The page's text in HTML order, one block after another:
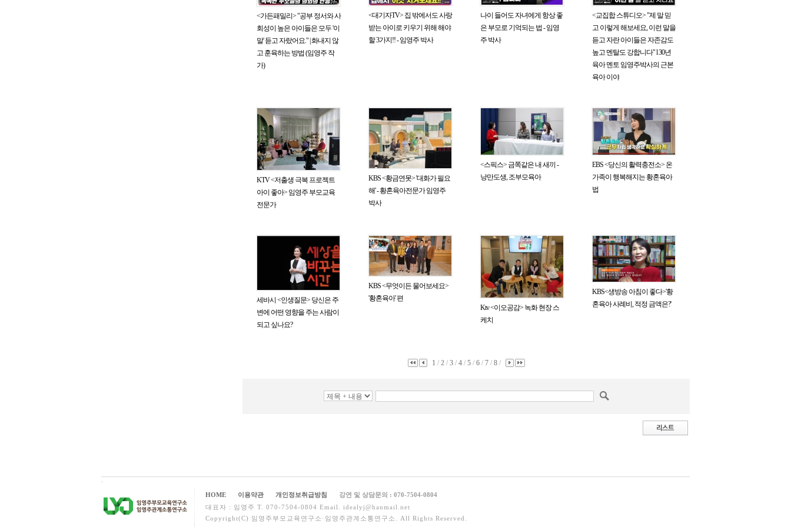
<가든패밀리> "공부 정서와 사
회성이 높은 아이들은 모두 '이
말' 듣고 자랐어요." | 화내지 않
고 훈육하는 방법 (임영주 작
가)
<대기자TV> 집 밖에서도 사랑
받는 아이로 키우기 위해 해야
할 3가지!! - 임영주 박사
나이 들어도 자녀에게 항상 좋
은 부모로 기억되는 법 - 임영
주 박사
<교집합 스튜디오> "제 말 믿
고 이렇게 해보세요, 이런 말을
듣고 자란 아이들은 자존감도
높고 멘탈도 강합니다" l 30년
육아 멘토 임영주박사의 근본
육아 이야
KTV <저출생 극복 프로젝트
아이 좋아> 임영주 부모교육
전문가
KBS <황금연못> '대화가 필요
해' - 황혼육아전문가 임영주
박사
<스픽스> 금쪽같은 내 새끼 -
낭만도생, 조부모육아
EBS <당신의 활력충전소> 온
가족이 행복해지는 황혼육아
법
세바시 <인생질문> 당신은 주
변에 어떤 영향을 주는 사람이
되고 싶나요?
KBS <무엇이든 물어보세요>
'황혼육아' 편
Ktv <이오공감> 녹화 현장 스
케치
KBS<생방송 아침이 좋다>'황
혼육아 사례비, 적정 금액은?'
1 / 2/ 3 / 4 / 5 / 6 / 7 / 8 /
HOME 이용약관 개인정보취급방침
강연 및 상담문의 : 070-7504-0804
대표자 : 임영주 T. 070-7504-0804 Email. idealyj@hanmail.net
Copyright(C) 임영주부모교육연구소·임영주관계소통연구소. All Rights Reserved.